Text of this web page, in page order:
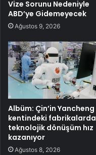
Vize Sorunu Nedeniyle
ABD’ye Gidemeyecek
Ağustos 9, 2026
Albüm: Çin’in Yancheng
kentindeki fabrikalarda
teknolojik dönüşüm hız
kazanıyor
Ağustos 8, 2026